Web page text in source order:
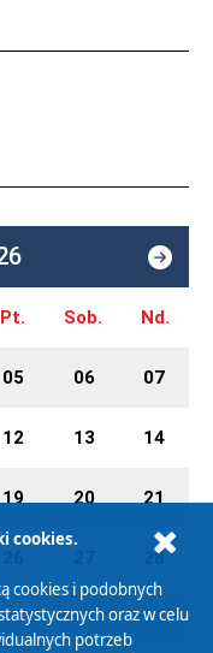
Pt. Sob. Nd.
05 06 07
12 13 14
19 20 21
28
03 04 05
cookies.
cookies i podobnych
oraz w celu
potrzeb